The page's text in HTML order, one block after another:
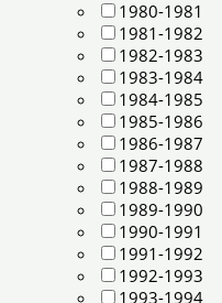
1980-1981
1981-1982
1982-1983
1983-1984
1984-1985
1985-1986
1986-1987
1987-1988
1988-1989
1989-1990
1990-1991
1991-1992
1992-1993
1993-1994